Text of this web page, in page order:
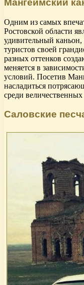
Мангеймский
Одним из самых
Ростовской области
удивительный
туристов своей
разных оттенков
меняется в
условий. Посетив
насладиться
среди величественных
Саловские